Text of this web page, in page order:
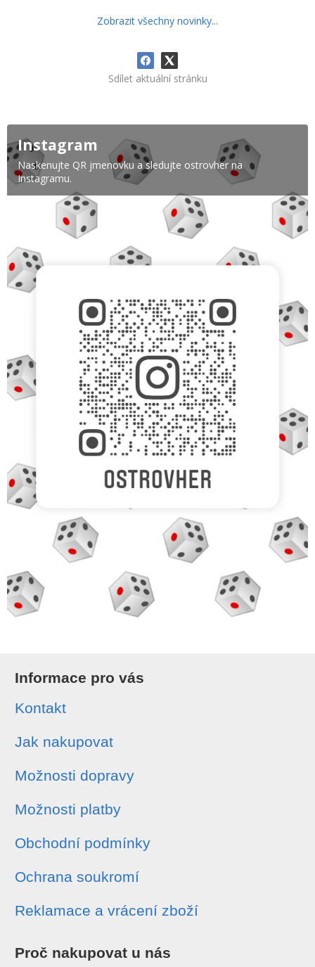
Zobrazit všechny novinky...
Sdílet aktuální stránku
Instagram
Naskenujte QR jmenovku a sledujte ostrovher na
Instagramu.
Informace pro vás
Kontakt
Jak nakupovat
Možnosti dopravy
Možnosti platby
Obchodní podmínky
Ochrana soukromí
Reklamace a vrácení zboží
Proč nakupovat u nás